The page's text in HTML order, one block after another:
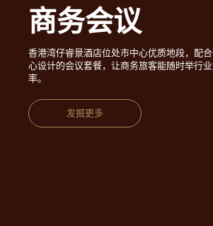
商务会议
香港湾仔睿景酒店位处市中心优质地段，配
心设计的会议套餐，让商务旅客能随时举行
率。
发掘更多